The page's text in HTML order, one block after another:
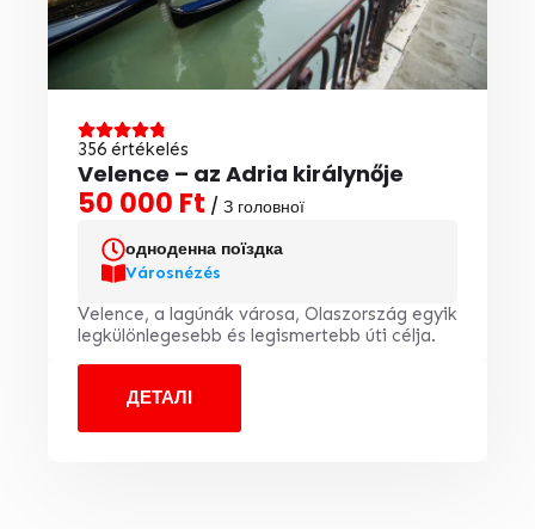
356 értékelés
Velence – az Adria királynője
50 000 Ft / З головної
одноденна поїздка
Városnézés
Velence, a lagúnák városa, Olaszország egyik
legkülönlegesebb és legismertebb úti célja.
ДЕТАЛІ